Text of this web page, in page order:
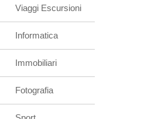
Viaggi Escursioni
Informatica
Immobiliari
Fotografia